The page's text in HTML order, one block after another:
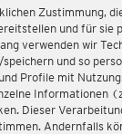
Zustimmung,
und für sie
verwenden wir
und so
Profile mit
Informationen
Dieser
Andernfalls